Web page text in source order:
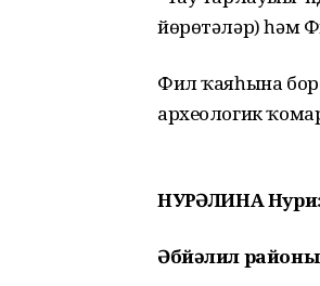
йөрөтәләр) һәм
Фил ҡаяһына
археологик
НУРҒӘЛИНА
Әбйәлил